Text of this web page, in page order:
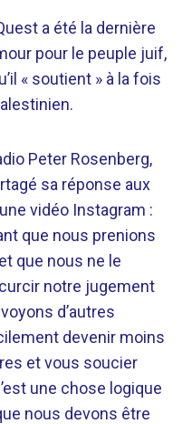
a été la dernière
pour le peuple juif,
« soutient » à la fois
Peter Rosenberg,
sa réponse aux
vidéo Instagram :
que nous prenions
que nous ne le
notre jugement
d’autres
devenir moins
et vous soucier
une chose logique
nous devons être